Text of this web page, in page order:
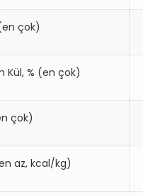
çok)
Kül, % (en çok)
çok)
az, kcal/kg)